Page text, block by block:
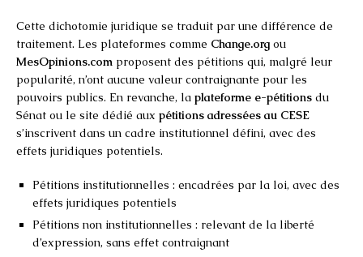
Cette dichotomie juridique se traduit par une différence de
traitement. Les plateformes comme Change.org ou
MesOpinions.com proposent des pétitions qui, malgré leur
popularité, n’ont aucune valeur contraignante pour les
pouvoirs publics. En revanche, la plateforme e-pétitions du
Sénat ou le site dédié aux pétitions adressées au CESE
s’inscrivent dans un cadre institutionnel défini, avec des
effets juridiques potentiels.
Pétitions institutionnelles : encadrées par la loi, avec des
effets juridiques potentiels
Pétitions non institutionnelles : relevant de la liberté
d’expression, sans effet contraignant